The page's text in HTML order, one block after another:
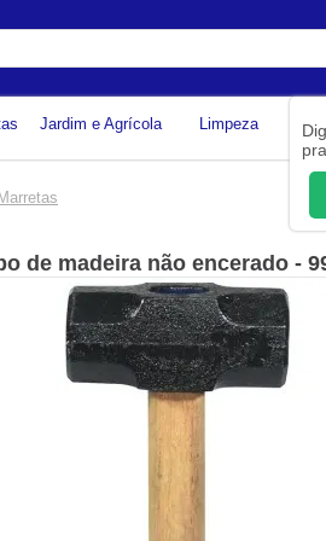
Digite
Jardim e Agrícola Limpeza
Marretas
de madeira não encerado -